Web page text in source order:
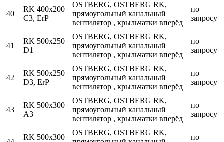
40
RK 400x200
C3, ErP
OSTBERG, OSTBERG RK,
прямоугольный канальный
вентилятор , крыльчатки вперёд
по
запросу
41
RK 500x250
D1
OSTBERG, OSTBERG RK,
прямоугольный канальный
вентилятор , крыльчатки вперёд
по
запросу
42
RK 500x250
D3, ErP
OSTBERG, OSTBERG RK,
прямоугольный канальный
вентилятор , крыльчатки вперёд
по
запросу
43
RK 500x300
A3
OSTBERG, OSTBERG RK,
прямоугольный канальный
вентилятор , крыльчатки вперёд
по
запросу
RK 500x300
OSTBERG, OSTBERG RK,
по